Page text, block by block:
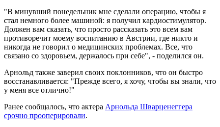
"В минувший понедельник мне сделали операцию, чтобы я
стал немного более машиной: я получил кардиостимулятор.
Должен вам сказать, что просто рассказать это всем вам
противоречит моему воспитанию в Австрии, где никто и
никогда не говорил о медицинских проблемах. Все, что
связано со здоровьем, держалось при себе", - поделился он.
Арнольд также заверил своих поклонников, что он быстро
восстанавливается: "Прежде всего, я хочу, чтобы вы знали, что
у меня все отлично!"
Ранее сообщалось, что актера Арнольда Шварценеггера
срочно прооперировали.